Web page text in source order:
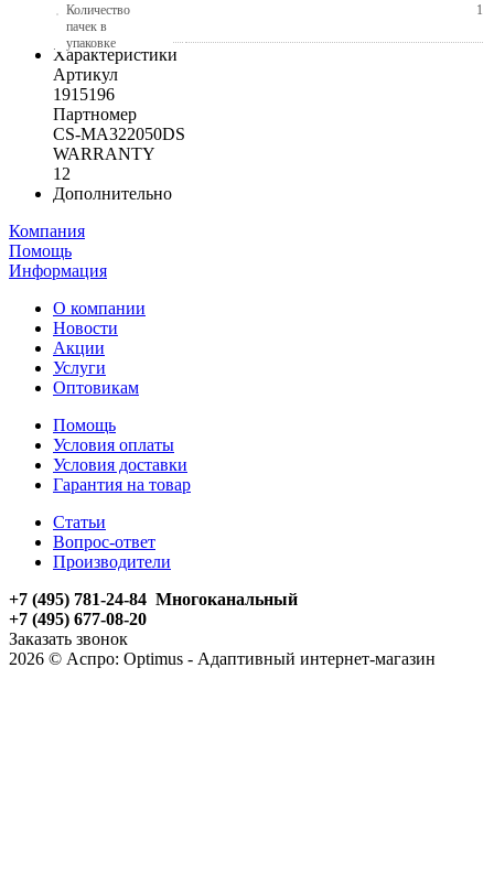
Количество
пачек в
упаковке
1
Характеристики
Артикул
1915196
Партномер
CS-MA322050DS
WARRANTY
12
Дополнительно
Компания
Помощь
Информация
О компании
Новости
Акции
Услуги
Оптовикам
Помощь
Условия оплаты
Условия доставки
Гарантия на товар
Статьи
Вопрос-ответ
Производители
+7 (495) 781-24-84 Многоканальный
+7 (495) 677-08-20
Заказать звонок
2026 © Аспро: Optimus - Адаптивный интернет-магазин